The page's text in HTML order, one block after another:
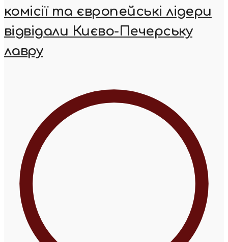
комісії та європейські лідери
відвідали Києво-Печерську
лавру